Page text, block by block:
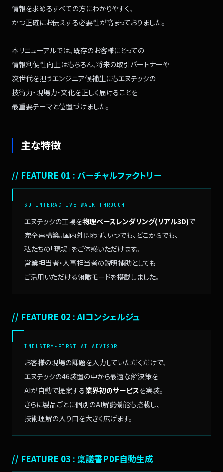
情報を求めるすべての方にわかりやすく、
かつ正確にお伝えする必要性が高まっておりました。
本リニューアルでは、 既存のお客様にとっての
情報利便性向上はもちろん、将来の取引パートナーや
次世代を担うエンジニア候補生にもエヌテックの
技術力・現場力・文化を正しく届けることを
最重要テーマと位置づけました。
主な特徴
// FEATURE 01 : バーチャルファクトリー
3D INTERACTIVE WALK-THROUGH
エヌテックの工場を物理ベースレンダリング(リアル3D)で
完全再構築。国内外問わず、 いつでも、どこからでも、
私たちの「現場」をご体感いただけます。
営業担当者・人事担当者の説明補助としても
ご活用いただける俯瞰モードを搭載しました。
// FEATURE 02 : AIコンシェルジュ
INDUSTRY-FIRST AI ADVISOR
お客様の現場の課題を入力していただくだけで、
エヌテックの46装置の中から最適な解決策を
AIが自動で提案する業界初のサービスを実装。
さらに製品ごとに個別のAI解説機能も搭載し、
技術理解の入り口を大きく広げます。
// FEATURE 03 : 稟議書PDF自動生成